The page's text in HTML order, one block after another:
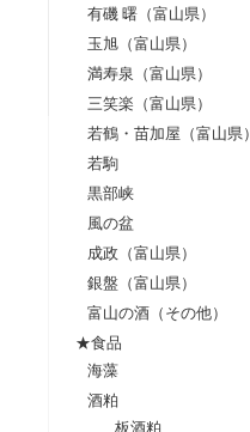
有磯 曙（富山県）
玉旭（富山県）
満寿泉（富山県）
三笑楽（富山県）
若鶴・苗加屋（富山県）
若駒
黒部峡
風の盆
成政（富山県）
銀盤（富山県）
富山の酒（その他）
★食品
海藻
酒粕
板酒粕